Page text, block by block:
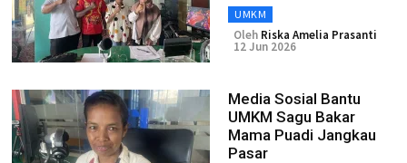
UMKM
Oleh Riska Amelia Prasanti
12 Jun 2026
Media Sosial Bantu
UMKM Sagu Bakar
Mama Puadi Jangkau
Pasar